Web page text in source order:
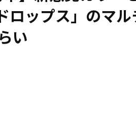
ロップス」のマ
い